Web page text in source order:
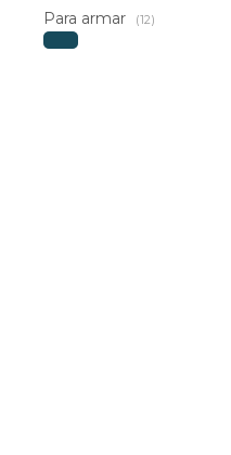
Para armar (12)